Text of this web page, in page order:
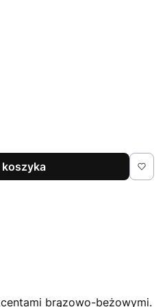
koszyka
brązowo-beżowymi.